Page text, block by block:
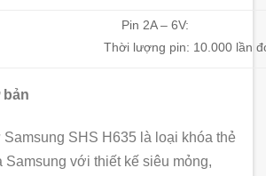
Pin 2A – 6V:
Thời lượng pin: 10.000 lần
SHS H635 là loại khóa thẻ
Samsung với thiết kế siêu mỏng,